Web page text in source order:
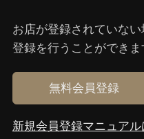
お店が登録されていな
登録を⾏うことができま
無料会員登録
新規会員登録マニュアル